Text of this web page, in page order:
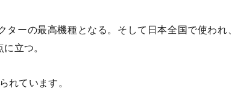
ーの最高機種となる。そして日本全国で使われ、
立つ。
れています。